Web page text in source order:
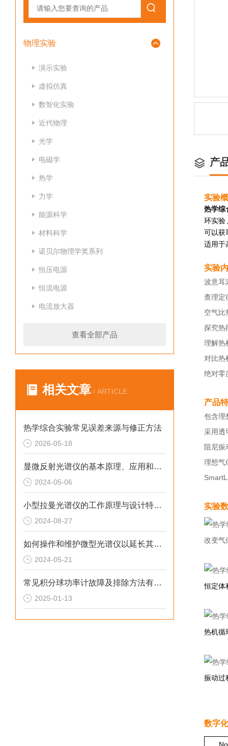
物理实验
演示实验
虚拟仿真
数智化实验
近代物理
光学
电磁学
热学
力学
能源科学
材料科学
诺贝尔物理学奖系列
恒压电源
恒流电源
电流放大器
查看全部产品
相关文章 / ARTICLE
热学综合实验常见误差来源与修正方法
2026-05-18
显微反射光谱仪的基本原理、应用和选择指南的概述
2024-05-06
小型拉曼光谱仪的工作原理与设计特点概述
2024-08-27
如何操作和维护微型光谱仪以延长其使用寿命
2024-05-21
常见积分球功率计故障及排除方法有哪些？
2025-01-13
产
实验
热学综
环实验
可以获
适用于
实验
波意耳
查理定
空气比
探究热
理解热
对比热
绝对零
产品
包含理
采用透
阻尼振
理想气
实验
改变气
恒定体
热机循
振动过
数字